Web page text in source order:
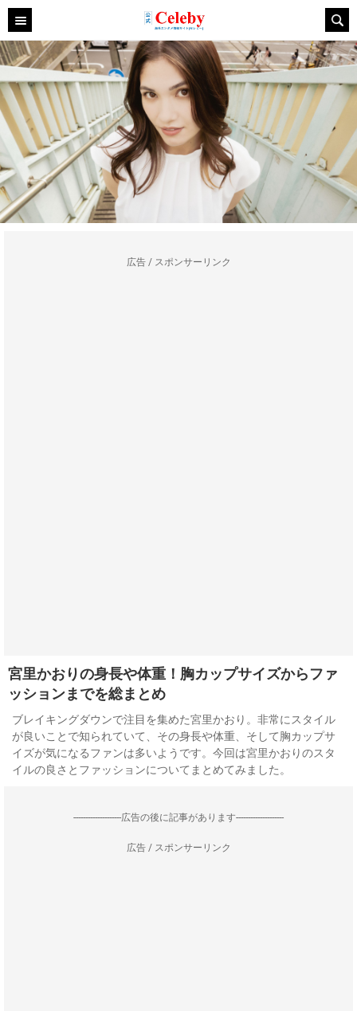
広告 / スポンサーリンク
宮里かおりの身長や体重！胸カップサイズからファ
ッションまでを総まとめ
ブレイキングダウンで注目を集めた宮里かおり。非常にスタイル
が良いことで知られていて、その身長や体重、そして胸カップサ
イズが気になるファンは多いようです。今回は宮里かおりのスタ
イルの良さとファッションについてまとめてみました。
--------------------広告の後に記事があります--------------------
広告 / スポンサーリンク